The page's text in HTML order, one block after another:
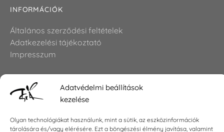
Adatvédelmi beállítások
kezelése
Olyan technológiákat használunk, mint a sütik, az eszközinformációk
tárolására és/vagy elérésére. Ezt a böngészési élmény javítása, valamint
INFORMÁCIÓK
Általános szerződési feltételek
Adatkezelési tájékoztató
Impresszum
KAPCSOLAT
Telefon: +36 30 6767872